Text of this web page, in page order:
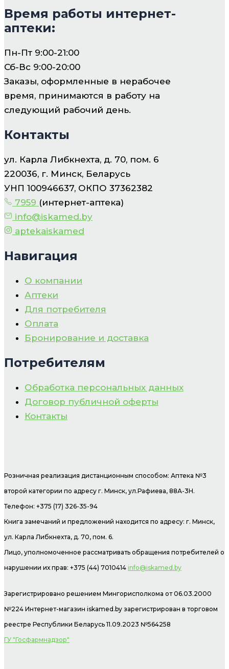
Время работы интернет-
аптеки:
Пн-Пт 9:00-21:00
Сб-Вс 9:00-20:00
Заказы, оформленные в нерабочее
время, принимаются в работу на
следующий рабочий день.
Контакты
ул. Карла Либкнехта, д. 70, пом. 6
220036, г. Минск, Беларусь
УНП 100946637, ОКПО 37362382
7959 (интернет-аптека)
info@iskamed.by
aptekaiskamed
Навигация
О компании
Аптеки
Для потребителя
Оплата
Бронирование и доставка
Потребителям
Обработка персональных данных
Договор публичной оферты
Контакты
Розничная реализация дистанционным способом: Аптека №3
второй категории по адресу г. Минск, ул.Рафиева, 88А-3Н.
Телефон: +375 (17) 326-35-94
Книга замечаний и предложений находится по адресу: г. Минск,
ул. Карла Либкнехта, д. 70, пом. 6.
Лицо, уполномоченное рассматривать обращения потребителей о
нарушении их прав: +375 (44) 7010414 info@iskamed.by
Зарегистрировано решением Мингорисполкома от 06.03.2000
№224 Интернет-магазин iskamed.by зарегистрирован в торговом
реестре Республики Беларусь 11.09.2023 №564258
ГУ "Госфармнадзор"